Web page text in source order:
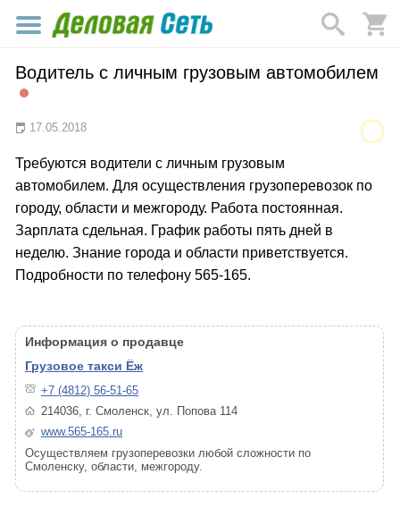
Водитель с личным грузовым автомобилем
17.05.2018
Требуются водители с личным грузовым
автомобилем. Для осуществления грузоперевозок по
городу, области и межгороду. Работа постоянная.
Зарплата сдельная. График работы пять дней в
неделю. Знание города и области приветствуется.
Подробности по телефону 565-165.
Информация о продавце
Грузовое такси Ёж
+7 (4812) 56-51-65
214036, г. Смоленск, ул. Попова 114
www.565-165.ru
Осуществляем грузоперевозки любой сложности по
Смоленску, области, межгороду.